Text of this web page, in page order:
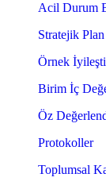
Acil Durum
Stratejik Plan
Örnek
Birim İç
Öz
Protokoller
Toplumsal